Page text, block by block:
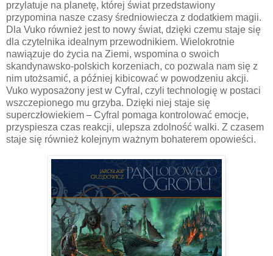
przylatuje na planetę, której świat przedstawiony
przypomina nasze czasy średniowiecza z dodatkiem magii.
Dla Vuko również jest to nowy świat, dzięki czemu staje się
dla czytelnika idealnym przewodnikiem. Wielokrotnie
nawiązuje do życia na Ziemi, wspomina o swoich
skandynawsko-polskich korzeniach, co pozwala nam się z
nim utożsamić, a później kibicować w powodzeniu akcji.
Vuko wyposażony jest w Cyfral, czyli technologię w postaci
wszczepionego mu grzyba. Dzięki niej staje się
superczłowiekiem –Cyfral pomaga kontrolować emocje,
przyspiesza czas reakcji, ulepsza zdolność walki. Z czasem
staje się również kolejnym ważnym bohaterem opowieści.